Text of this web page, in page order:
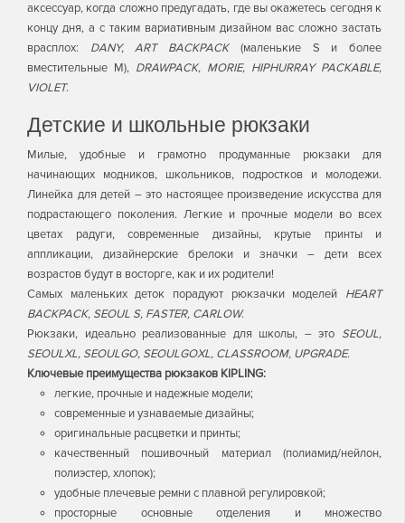
аксессуар, когда сложно предугадать, где вы окажетесь сегодня к
концу дня, а с таким вариативным дизайном вас сложно застать
врасплох: DANY, ART BACKPACK(маленькие S и более
вместительные М), DRAWPACK, MORIE, HIPHURRAY PACKABLE,
VIOLET.
Детские и школьные рюкзаки
Милые, удобные и грамотно продуманные рюкзаки для
начинающих модников, школьников, подростков и молодежи.
Линейка для детей – это настоящее произведение искусства для
подрастающего поколения. Легкие и прочные модели во всех
цветах радуги, современные дизайны, крутые принты и
аппликации, дизайнерские брелоки и значки – дети всех
возрастов будут в восторге, как и их родители!
Самых маленьких деток порадуют рюкзачки моделей HEART
BACKPACK, SEOUL S, FASTER, CARLOW.
Рюкзаки, идеально реализованные для школы, – это SEOUL,
SEOULXL, SEOULGO, SEOULGOXL, CLASSROOM, UPGRADE.
Ключевые преимущества рюкзаков KIPLING:
легкие, прочные и надежные модели;
современные и узнаваемые дизайны;
оригинальные расцветки и принты;
качественный пошивочный материал (полиамид/нейлон,
полиэстер, хлопок);
удобные плечевые ремни с плавной регулировкой;
просторные основные отделения и множество